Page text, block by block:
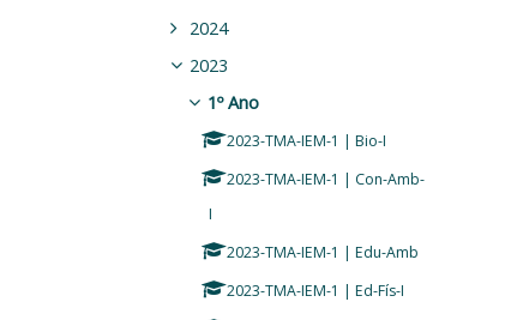
2024
2023
1º Ano
2023-TMA-IEM-1 | Bio-I
2023-TMA-IEM-1 | Con-Amb-
I
2023-TMA-IEM-1 | Edu-Amb
2023-TMA-IEM-1 | Ed-Fís-I